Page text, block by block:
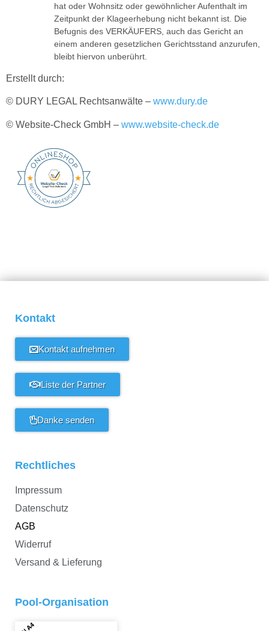
hat oder Wohnsitz oder gewöhnlicher Aufenthalt im
Zeitpunkt der Klageerhebung nicht bekannt ist. Die
Befugnis des VERKÄUFERS, auch das Gericht an
einem anderen gesetzlichen Gerichtsstand anzurufen,
bleibt hiervon unberührt.
Erstellt durch:
© DURY LEGAL Rechtsanwälte – www.dury.de
© Website-Check GmbH – www.website-check.de
Kontakt
Kontakt aufnehmen
Liste der Partner
Danke senden
Rechtliches
Impressum
Datenschutz
AGB
Widerruf
Versand & Lieferung
Pool-Organisation